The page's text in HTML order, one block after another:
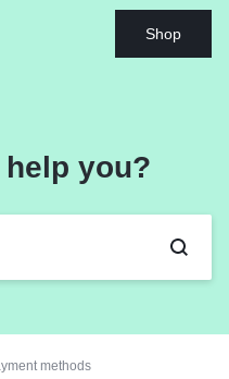
Shop
you?
methods